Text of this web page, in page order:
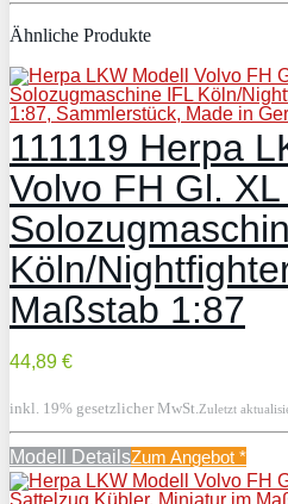
Ähnliche Produkte
111119 Herpa
Volvo FH Gl.
Köln/
Maßstab 1:87
44,89 €
inkl. 19% gesetzlicher MwSt. Zuletzt
Modell DetailsZum Angebot *